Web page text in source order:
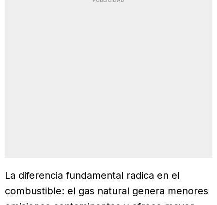
La diferencia fundamental radica en el
combustible: el gas natural genera menores